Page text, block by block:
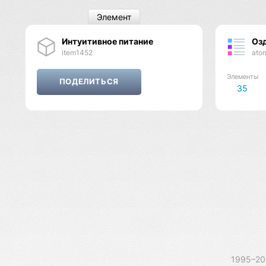
Интуитивное питание
item1452
Элемент
Элементы
35